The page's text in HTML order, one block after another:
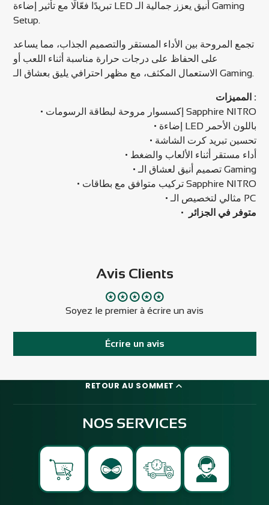
تبريدًا فعّالًا مع تأثير إضاءة LED أنيق يعزز جمالية الـ Gaming
Setup.
تجمع المروحة بين الأداء المستقر والتصميم الجذاب، مما يساعد
على الحفاظ على درجات حرارة مناسبة أثناء اللعب أو
الاستعمال المكثف، مع مظهر احترافي يليق بعشاق الـ Gaming.
المميزات :
• إكسسوار مروحة لبطاقة الرسومات Sapphire NITRO
• إضاءة LED باللون الأحمر
• تحسين تبريد كرت الشاشة
• أداء مستقر أثناء الألعاب والضغط
• تصميم أنيق لعشاق الـ Gaming
• تركيب متوافق مع بطاقات Sapphire NITRO
• مثالي لتخصيص الـ PC
•
متوفر في الجزائر
Avis Clients
Soyez le premier à écrire un avis
Écrire un avis
RETOUR AU SOMMET
NOS SERVICES